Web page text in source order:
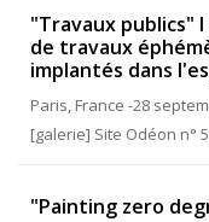
"Travaux publics"
de travaux
implantés dans
Paris, France -28
[galerie] Site Odéon n° 5
"Painting zero